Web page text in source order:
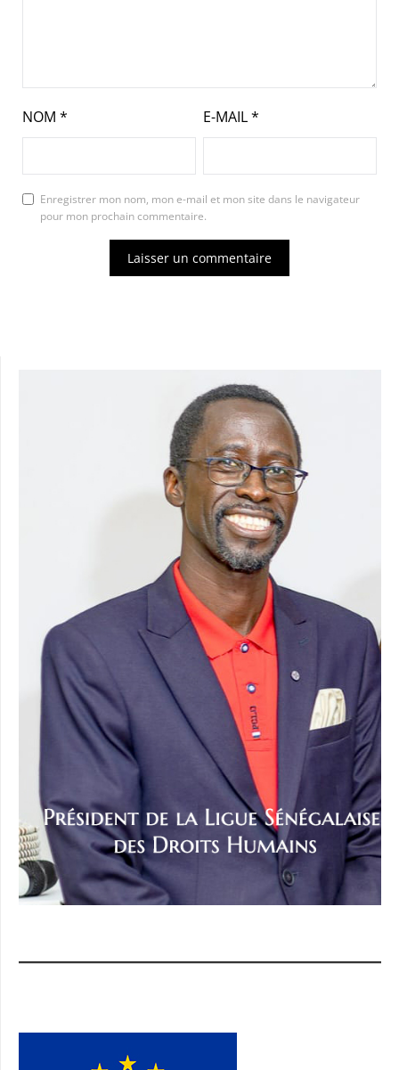
NOM * E-MAIL*
Enregistrer mon nom, mon e-mail et mon site dans le navigateur
pour mon prochain commentaire.